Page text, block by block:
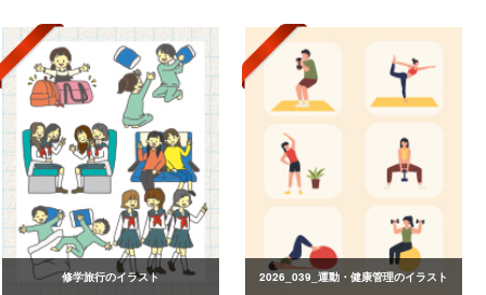
修学旅行のイラスト 2026_039_運動・健康管理のイラスト